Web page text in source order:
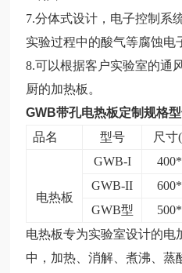
7.分体式设计，电子控制系
实验过程中的酸气等腐蚀电
8.可以根据客户实验室的通
厨的加热板。
GWB带孔电热板定制规格
品名
型号 尺寸
电热板
GWB-I
GWB-II
GWB型
电热板专为实验室设计的电
中，加热、消解、煮沸、蒸